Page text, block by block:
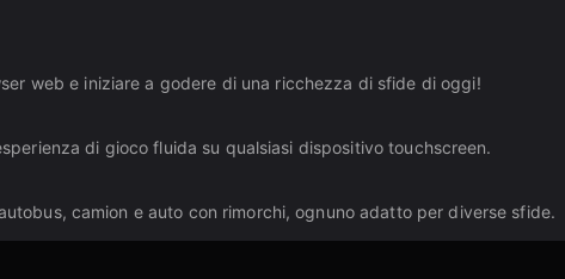
web e iniziare a godere di una ricchezza di sfide di oggi!
di gioco fluida su qualsiasi dispositivo touchscreen.
camion e auto con rimorchi, ognuno adatto per diverse sfide.